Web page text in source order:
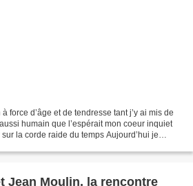
force d’âge et de tendresse tant j’y ai mis de
humain que l’espérait mon coeur inquiet
la corde raide du temps Aujourd’hui je
Jean Moulin, la rencontre